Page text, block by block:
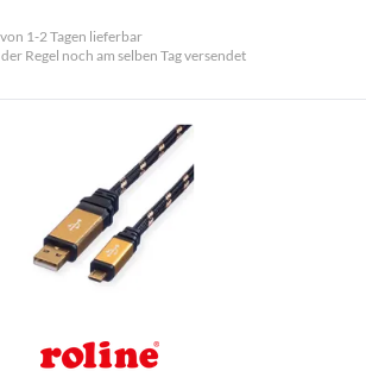
1-2 Tagen lieferbar
Regel noch am selben Tag versendet